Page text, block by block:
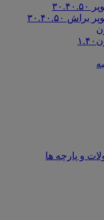
۳۰.۴۰.۵۰
و پارچه ها